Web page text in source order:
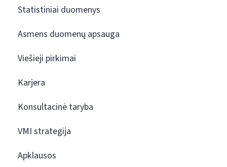
Statistiniai duomenys
Asmens duomenų apsauga
Viešieji pirkimai
Karjera
Konsultacinė taryba
VMI strategija
Apklausos